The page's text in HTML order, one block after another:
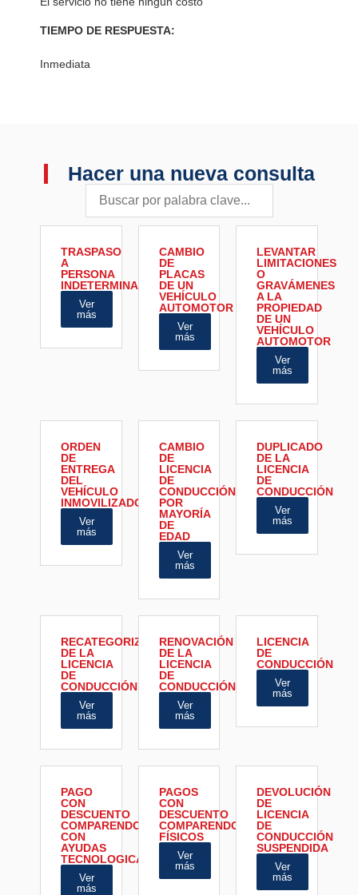
TIEMPO DE RESPUESTA:
Inmediata
Hacer una nueva consulta
TRASPASO
A
PERSONA
INDETERMINADA
Ver
más
CAMBIO
DE
PLACAS
DE UN
VEHÍCULO
AUTOMOTOR
Ver
más
LEVANTAR
LIMITACIONES
O
GRAVÁMENES
A LA
PROPIEDAD
DE UN
VEHÍCULO
AUTOMOTOR
Ver
más
ORDEN
DE
ENTREGA
DEL
VEHÍCULO
INMOVILIZADO
Ver
más
CAMBIO
DE
LICENCIA
DE
CONDUCCIÓN
POR
MAYORÍA
DE
EDAD
Ver
más
DUPLICADO
DE LA
LICENCIA
DE
CONDUCCIÓN
Ver
más
RECATEGORIZACIÓN
DE LA
LICENCIA
DE
CONDUCCIÓN
Ver
más
RENOVACIÓN
DE LA
LICENCIA
DE
CONDUCCIÓN
Ver
más
LICENCIA
DE
CONDUCCIÓN
Ver
más
PAGO
CON
DESCUENTO
COMPARENDOS
CON
AYUDAS
TECNOLOGICA
Ver
más
PAGOS
CON
DESCUENTO
COMPARENDOS
FÍSICOS
Ver
más
DEVOLUCIÓN
DE
LICENCIA
DE
CONDUCCIÓN
SUSPENDIDA
Ver
más